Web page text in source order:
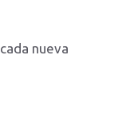
nueva